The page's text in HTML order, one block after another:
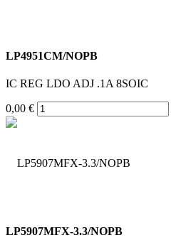
LP4951CM/NOPB
IC REG LDO ADJ .1A 8SOIC
0,00 €
LP5907MFX-3.3/NOPB